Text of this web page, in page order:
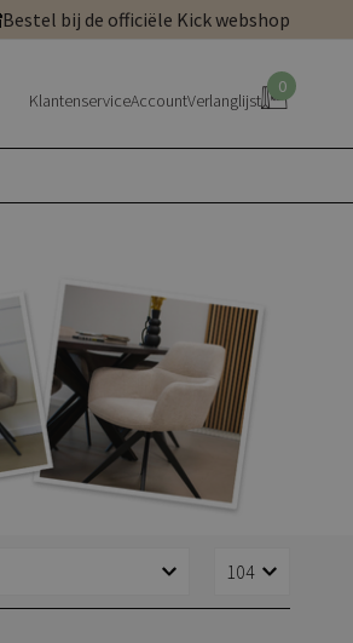
Bestel bij de officiële Kick webshop
KlantenserviceAccountVerlanglijst
0